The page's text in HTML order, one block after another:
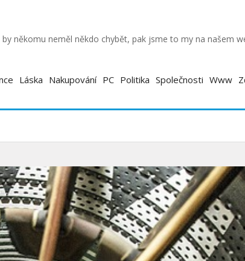
někomu neměl někdo chybět, pak jsme to my na našem
Láska Nakupování PC Politika Společnosti Www